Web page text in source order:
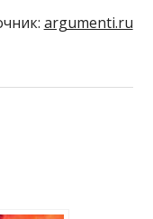
argumenti.ru